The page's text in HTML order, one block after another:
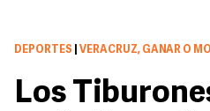
DEPORTES VERACRUZ, GANAR O
Los